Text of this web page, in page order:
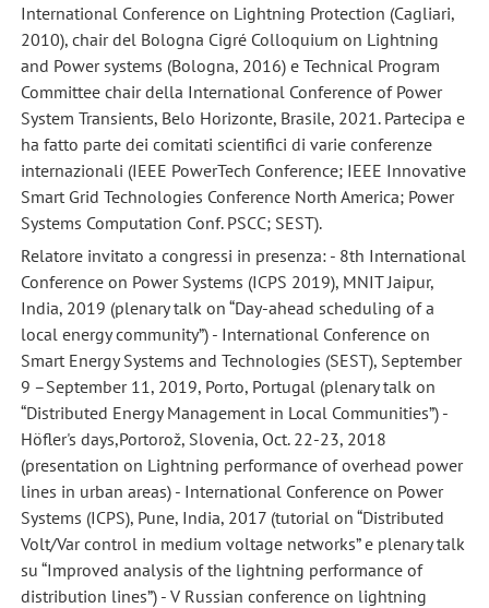
International Conference on Lightning Protection (Cagliari,
2010), chair del Bologna Cigré Colloquium on Lightning
and Power systems (Bologna, 2016) e Technical Program
Committee chair della International Conference of Power
System Transients, Belo Horizonte, Brasile, 2021. Partecipa e
ha fatto parte dei comitati scientifici di varie conferenze
internazionali (IEEE PowerTech Conference; IEEE Innovative
Smart Grid Technologies Conference North America; Power
Systems Computation Conf. PSCC; SEST).
Relatore invitato a congressi in presenza: - 8th International
Conference on Power Systems (ICPS 2019), MNIT Jaipur,
India, 2019 (plenary talk on “Day-ahead scheduling of a
local energy community”) - International Conference on
Smart Energy Systems and Technologies (SEST), September
9 –September 11, 2019, Porto, Portugal (plenary talk on
“Distributed Energy Management in Local Communities”) -
Höfler's days,Portorož, Slovenia, Oct. 22-23, 2018
(presentation on Lightning performance of overhead power
lines in urban areas) - International Conference on Power
Systems (ICPS), Pune, India, 2017 (tutorial on “Distributed
Volt/Var control in medium voltage networks” e plenary talk
su “Improved analysis of the lightning performance of
distribution lines”) - V Russian conference on lightning